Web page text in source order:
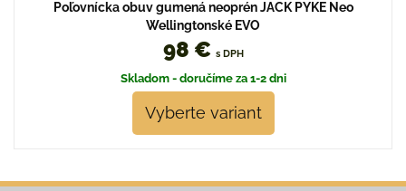
Poľovnícka obuv gumená neoprén JACK PYKE Neo
Wellingtonské EVO
98 € s DPH
Skladom - doručíme za 1-2 dni
Vyberte variant